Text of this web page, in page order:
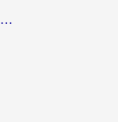
非洲玩装甲战争用什么加速器好？海外党亲测有效的国服游戏加速方案